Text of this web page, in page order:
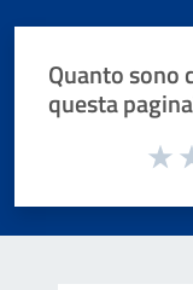
Quanto sono
questa
Valuta da 1 a 5